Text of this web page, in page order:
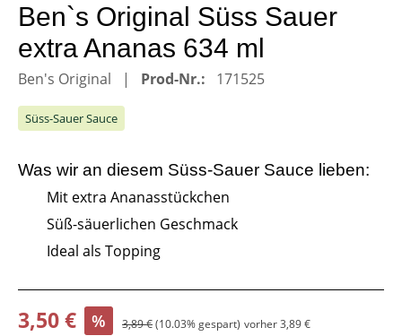
Ben`s Original Süss Sauer
extra Ananas 634 ml
Ben's Original Prod-Nr.: 171525
Süss-Sauer Sauce
Was wir an diesem Süss-Sauer Sauce lieben:
Mit extra Ananasstückchen
Süß-säuerlichen Geschmack
Ideal als Topping
Verkaufspreis:
3,50 € % Regulärer Preis:
3,89 €(10.03% gespart) vorher 3,89 €